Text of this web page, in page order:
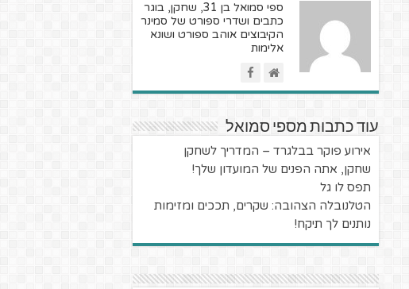
ספי סמואל בן 31, שחקן, בוגר
כתבים ושדרי ספורט של סמינר
הקיבוצים אוהב ספורט ושונא
אלימות
עוד כתבות מספי סמואל
אירוע פוקר בבלגרד – המדריך לשחקן
שחקן, אתה הפנים של המועדון שלך!
תפס לו גל
הטלנובלה הצהובה: שקרים, תככים ומזימות
נותנים לך תיקח!